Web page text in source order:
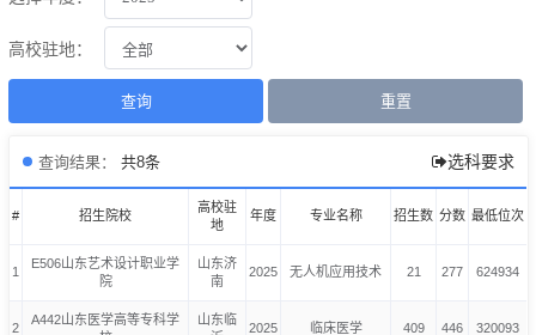
高校驻地：
查询 重置
查询结果： 共8条 选科要求
# 招生院校
高校驻
地
年度 专业名称 招生数 分数 最低位次
1
E506山东艺术设计职业学
院
山东济
南
2025 无人机应用技术 21 277 624934
2
A442山东医学高等专科学
山东临
2025 临床医学 409 446 320093